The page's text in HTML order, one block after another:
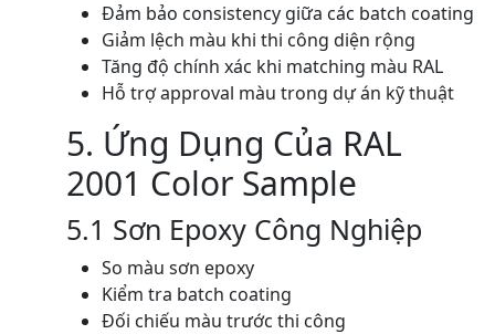
Đảm bảo consistency giữa các batch coating
Giảm lệch màu khi thi công diện rộng
Tăng độ chính xác khi matching màu RAL
Hỗ trợ approval màu trong dự án kỹ thuật
5. Ứng Dụng Của RAL
2001 Color Sample
5.1 Sơn Epoxy Công Nghiệp
So màu sơn epoxy
Kiểm tra batch coating
Đối chiếu màu trước thi công